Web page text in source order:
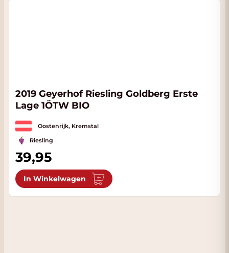
2019 Geyerhof Riesling Goldberg Erste
Lage 1ÖTW BIO
Oostenrijk, Kremstal
Riesling
39,95
In Winkelwagen